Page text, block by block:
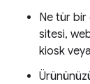
Ne tür bir
sitesi,
kiosk